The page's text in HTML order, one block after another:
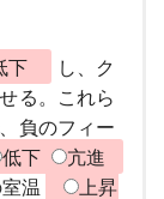
下
し、ク
る。これら
負のフィー
低下
亢進
温
上昇